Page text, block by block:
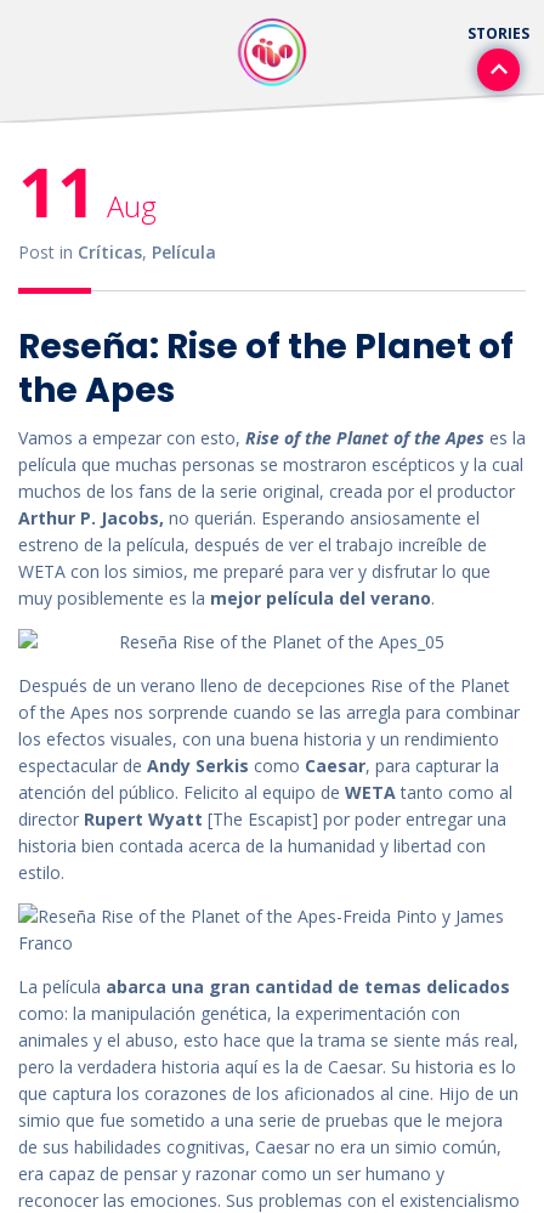
11 Aug
Post in Críticas, Película
Reseña: Rise of the Planet of
the Apes
Vamos a empezar con esto, Rise of the Planet of the Apes es la
película que muchas personas se mostraron escépticos y la cual
muchos de los fans de la serie original, creada por el productor
Arthur P. Jacobs, no querián. Esperando ansiosamente el
estreno de la película, después de ver el trabajo increíble de
WETA con los simios, me preparé para ver y disfrutar lo que
muy posiblemente es la mejor película del verano.
Después de un verano lleno de decepciones Rise of the Planet
of the Apes nos sorprende cuando se las arregla para combinar
los efectos visuales, con una buena historia y un rendimiento
espectacular de Andy Serkis como Caesar, para capturar la
atención del público. Felicito al equipo de WETA tanto como al
director Rupert Wyatt [The Escapist] por poder entregar una
historia bien contada acerca de la humanidad y libertad con
estilo.
La película abarca una gran cantidad de temas delicados
como: la manipulación genética, la experimentación con
animales y el abuso, esto hace que la trama se siente más real,
pero la verdadera historia aquí es la de Caesar. Su historia es lo
que captura los corazones de los aficionados al cine. Hijo de un
simio que fue sometido a una serie de pruebas que le mejora
de sus habilidades cognitivas, Caesar no era un simio común,
era capaz de pensar y razonar como un ser humano y
reconocer las emociones. Sus problemas con el existencialismo